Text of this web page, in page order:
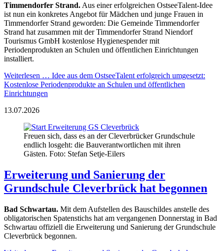
Timmendorfer Strand. Aus einer erfolgreichen OstseeTalent-Idee
ist nun ein konkretes Angebot für Mädchen und junge Frauen in
Timmendorfer Strand geworden: Die Gemeinde Timmendorfer
Strand hat zusammen mit der Timmendorfer Strand Niendorf
Tourismus GmbH kostenlose Hygienespender mit
Periodenprodukten an Schulen und öffentlichen Einrichtungen
installiert.
Weiterlesen … Idee aus dem OstseeTalent erfolgreich umgesetzt:
Kostenlose Periodenprodukte an Schulen und öffentlichen
Einrichtungen
13.07.2026
Freuen sich, dass es an der Cleverbrücker Grundschule
endlich losgeht: die Bauverantwortlichen mit ihren
Gästen. Foto: Stefan Setje-Eilers
Erweiterung und Sanierung der
Grundschule Cleverbrück hat begonnen
Bad Schwartau. Mit dem Aufstellen des Bauschildes anstelle des
obligatorischen Spatenstichs hat am vergangenen Donnerstag in Bad
Schwartau offiziell die Erweiterung und Sanierung der Grundschule
Cleverbrück begonnen.